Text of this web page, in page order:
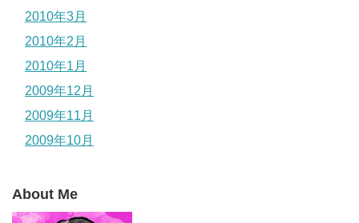
2010年3月
2010年2月
2010年1月
2009年12月
2009年11月
2009年10月
About Me